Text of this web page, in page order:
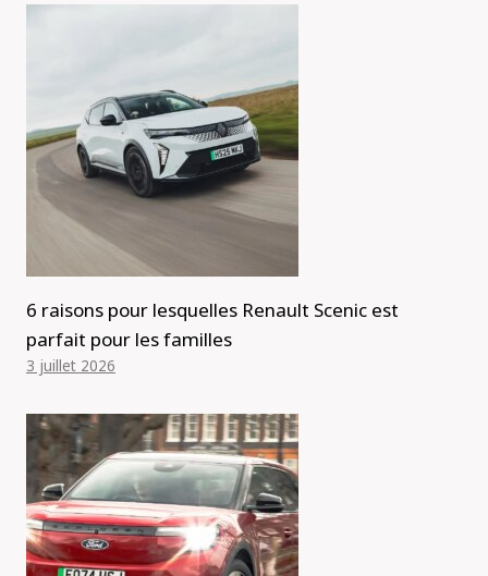
6 raisons pour lesquelles Renault Scenic est
parfait pour les familles
3 juillet 2026